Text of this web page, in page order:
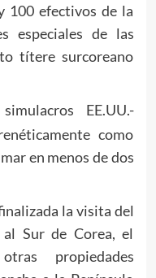
100 efectivos de la
especiales de las
títere surcoreano
EE.UU.-
como
en menos de dos
la visita del
Sur de Corea, el
propiedades